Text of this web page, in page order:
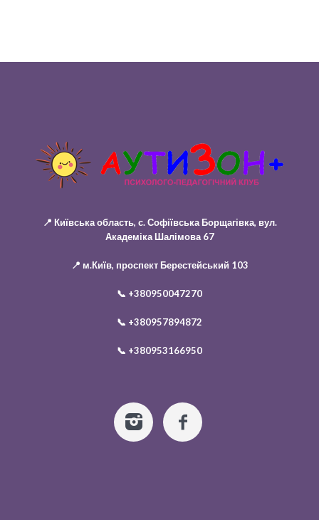
📍 Київська область, с. Софіївська Борщагівка, вул.
Академіка Шалімова 67
📍 м.Київ, проспект Берестейський 103
📞 +380950047270
📞 +380957894872
📞 +380953166950